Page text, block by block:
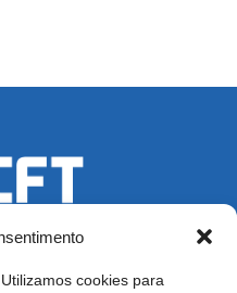
cookies para
D, Ed. Oscar Niemeyer,